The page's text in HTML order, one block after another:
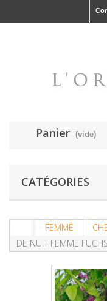
Panier (vide)
CATÉGORIES
FEMME
DE NUIT FEMME